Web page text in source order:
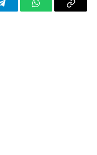
TelegramWhatsAppCopy